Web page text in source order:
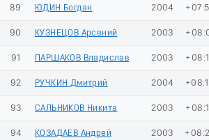
89 ЮДИН Богдан 2004
90 КУЗНЕЦОВ Арсений 2003
91 ПАРШАКОВ Владислав 2003
92 РУЧКИН Дмитрий 2004
93 САЛЬНИКОВ Никита 2003
94 КОЗАДАЕВ Андрей 2003